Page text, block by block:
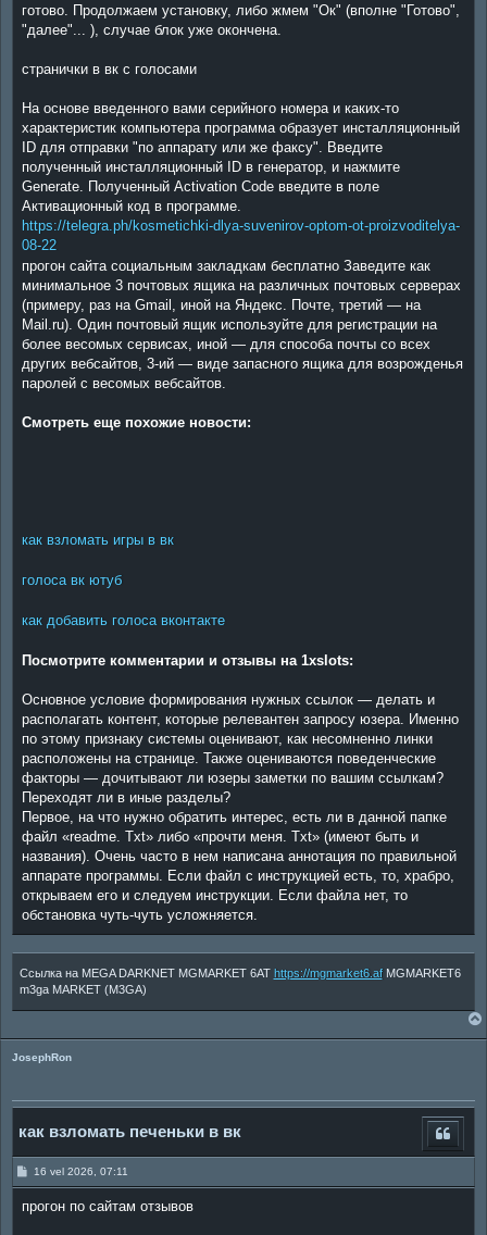
готово. Продолжаем установку, либо жмем "Ок" (вполне "Готово",
"далее"... ), случае блок уже окончена.
странички в вк с голосами
На основе введенного вами серийного номера и каких-то
характеристик компьютера программа образует инсталляционный
ID для отправки "по аппарату или же факсу". Введите
полученный инсталляционный ID в генератор, и нажмите
Generate. Полученный Activation Code введите в поле
Активационный код в программе.
https://telegra.ph/kosmetichki-dlya-suvenirov-optom-ot-proizvoditelya-
08-22
прогон сайта социальным закладкам бесплатно Заведите как
минимальное 3 почтовых ящика на различных почтовых серверах
(примеру, раз на Gmail, иной на Яндекс. Почте, третий — на
Mail.ru). Один почтовый ящик используйте для регистрации на
более весомых сервисах, иной — для способа почты со всех
других вебсайтов, 3-ий — виде запасного ящика для возрожденья
паролей с весомых вебсайтов.
Смотреть еще похожие новости:
как взломать игры в вк
голоса вк ютуб
как добавить голоса вконтакте
Посмотрите комментарии и отзывы на 1xslots:
Основное условие формирования нужных ссылок — делать и
располагать контент, которые релевантен запросу юзера. Именно
по этому признаку системы оценивают, как несомненно линки
расположены на странице. Также оцениваются поведенческие
факторы — дочитывают ли юзеры заметки по вашим ссылкам?
Переходят ли в иные разделы?
Первое, на что нужно обратить интерес, есть ли в данной папке
файл «readme. Txt» либо «прочти меня. Txt» (имеют быть и
названия). Очень часто в нем написана аннотация по правильной
аппарате программы. Если файл с инструкцией есть, то, храбро,
открываем его и следуем инструкции. Если файла нет, то
обстановка чуть-чуть усложняется.
Ссылка на MEGA DARKNET MGMARKET 6AT https://mgmarket6.afMGMARKET6
m3ga MARKET (M3GA)
JosephRon
как взломать печеньки в вк
P
o
t
16 vel 2026, 07:11
прогон по сайтам отзывов